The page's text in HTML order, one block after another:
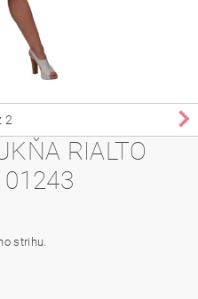
2
RIALTO
01243
strihu.